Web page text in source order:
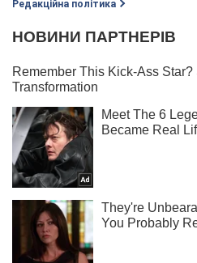
Редакційна політика